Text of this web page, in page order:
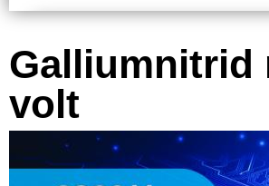
Galliumnitrid
volt